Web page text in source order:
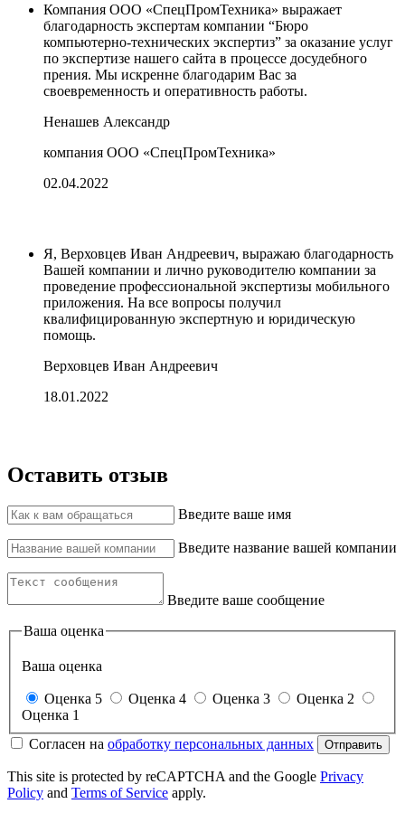
Компания ООО «СпецПромТехника» выражает
благодарность экспертам компании “Бюро
компьютерно-технических экспертиз” за оказание услуг
по экспертизе нашего сайта в процессе досудебного
прения. Мы искренне благодарим Вас за
своевременность и оперативность работы.
Ненашев Александр
компания ООО «СпецПромТехника»
02.04.2022
Я, Верховцев Иван Андреевич, выражаю благодарность
Вашей компании и лично руководителю компании за
проведение профессиональной экспертизы мобильного
приложения. На все вопросы получил
квалифицированную экспертную и юридическую
помощь.
Верховцев Иван Андреевич
18.01.2022
Оставить отзыв
Введите ваше имя
Введите название вашей компании
Введите ваше сообщение
Ваша оценка
Ваша оценка
Оценка 5 Оценка 4 Оценка 3
Оценка 2
Оценка 1
Согласен на обработку персональных данных Отправить
This site is protected by reCAPTCHA and the Google Privacy
Policy and Terms of Service apply.